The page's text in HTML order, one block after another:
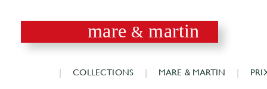
mare & martin
COLLECTIONS MARE & MARTIN